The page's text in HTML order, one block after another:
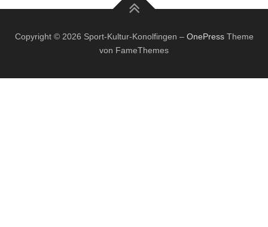
Copyright © 2026 Sport-Kultur-Konolfingen – OnePressTheme
von FameThemes